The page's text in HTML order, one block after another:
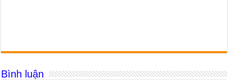
Bình luận